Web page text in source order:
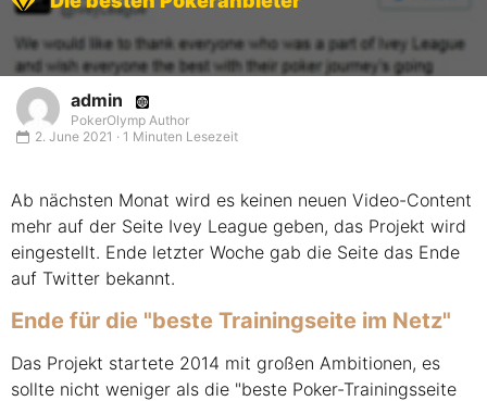
admin
PokerOlymp Author
2. June 2021 · 1 Minuten Lesezeit
Ab nächsten Monat wird es keinen neuen Video-Content
mehr auf der Seite Ivey League geben, das Projekt wird
eingestellt. Ende letzter Woche gab die Seite das Ende
auf Twitter bekannt.
Ende für die "beste Trainingseite im Netz"
Das Projekt startete 2014 mit großen Ambitionen, es
sollte nicht weniger als die "beste Poker-Trainingsseite